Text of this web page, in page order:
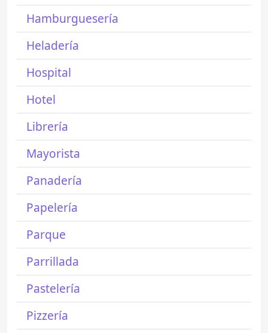
Hamburguesería
Heladería
Hospital
Hotel
Librería
Mayorista
Panadería
Papelería
Parque
Parrillada
Pastelería
Pizzería